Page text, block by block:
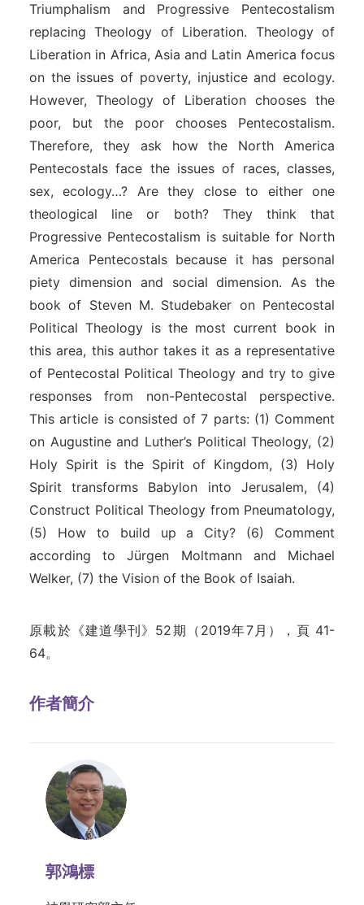
Triumphalism and Progressive Pentecostalism
replacing Theology of Liberation. Theology of
Liberation in Africa, Asia and Latin America focus
on the issues of poverty, injustice and ecology.
However, Theology of Liberation chooses the
poor, but the poor chooses Pentecostalism.
Therefore, they ask how the North America
Pentecostals face the issues of races, classes,
sex, ecology…? Are they close to either one
theological line or both? They think that
Progressive Pentecostalism is suitable for North
America Pentecostals because it has personal
piety dimension and social dimension. As the
book of Steven M. Studebaker on Pentecostal
Political Theology is the most current book in
this area, this author takes it as a representative
of Pentecostal Political Theology and try to give
responses from non-Pentecostal perspective.
This article is consisted of 7 parts: (1) Comment
on Augustine and Luther’s Political Theology, (2)
Holy Spirit is the Spirit of Kingdom, (3) Holy
Spirit transforms Babylon into Jerusalem, (4)
Construct Political Theology from Pneumatology,
(5) How to build up a City? (6) Comment
according to Jürgen Moltmann and Michael
Welker, (7) the Vision of the Book of Isaiah.
原載於《建道學刊》52期（2019年7月），頁 41-
64。
作者簡介
郭鴻標